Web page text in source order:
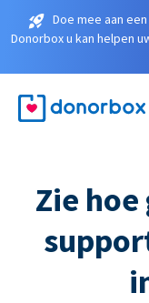
Doe mee aan
Donorbox u kan helpen
Zie